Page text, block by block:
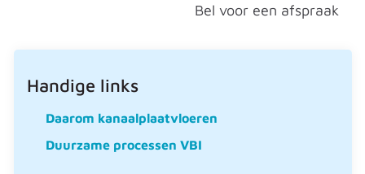
Bel voor een afspraak
Handige links
Daarom kanaalplaatvloeren
Duurzame processen VBI